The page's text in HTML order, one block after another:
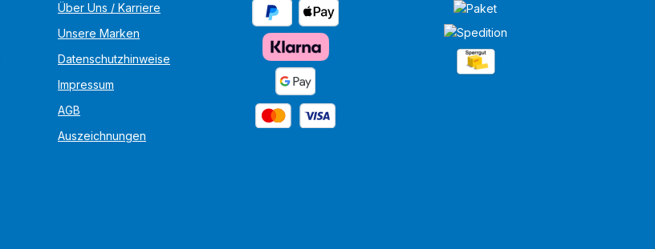
Über Uns / Karriere
Unsere Marken
Datenschutzhinweise
Impressum
AGB
Auszeichnungen